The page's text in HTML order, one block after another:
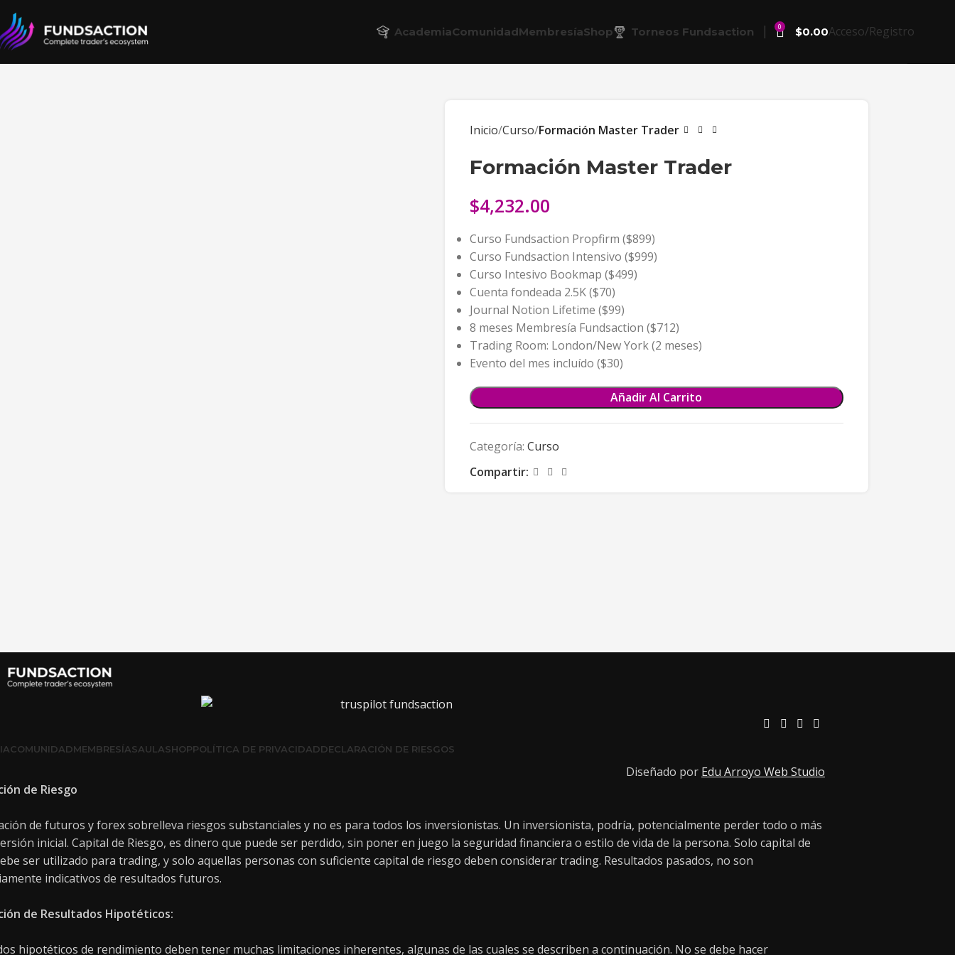
AcademiaComunidadMembresíaShop Torneos Fundsaction 0 $0.00Acceso/Registro
Inicio Curso Formación Master Trader
Formación Master Trader
$4,232.00
Curso Fundsaction Propfirm ($899)
Curso Fundsaction Intensivo ($999)
Curso Intesivo Bookmap ($499)
Cuenta fondeada 2.5K ($70)
Journal Notion Lifetime ($99)
8 meses Membresía Fundsaction ($712)
Trading Room: London/New York (2 meses)
Evento del mes incluído ($30)
Añadir Al Carrito
Categoría: Curso
Compartir:
COMUNIDADMEMBRESÍASAULASHOPPOLÍTICA DE PRIVACIDADDECLARACIÓN DE RIESGOS
Diseñado por Edu Arroyo Web Studio
de Riesgo
de futuros y forex sobrelleva riesgos substanciales y no es para todos los inversionistas. Un inversionista, podría, potencialmente perder todo o más
inicial. Capital de Riesgo, es dinero que puede ser perdido, sin poner en juego la seguridad financiera o estilo de vida de la persona. Solo capital de
ser utilizado para trading, y solo aquellas personas con suficiente capital de riesgo deben considerar trading. Resultados pasados, no son
indicativos de resultados futuros.
de Resultados Hipotéticos:
hipotéticos de rendimiento deben tener muchas limitaciones inherentes, algunas de las cuales se describen a continuación. No se debe hacer